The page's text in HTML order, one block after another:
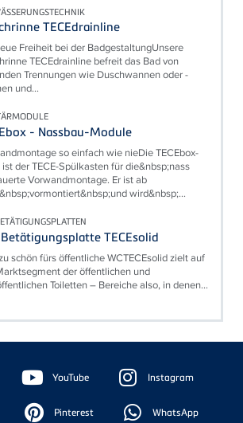
TECEdrainline
Freiheit bei der BadgestaltungUnsere
TECEdrainline befreit das Bad von
Trennungen wie Duschwannen oder -
und...
- Nassbau-Module
so einfach wie nieDie TECEbox-
der TECE-Spülkasten für die&nbsp;nass
Vorwandmontage. Er ist ab
wird&nbsp;...
TECEsolid
schön fürs öffentliche WCTECEsolid zielt auf
der öffentlichen und
Toiletten – Bereiche also, in denen...
YouTube Instagram
Pinterest WhatsApp